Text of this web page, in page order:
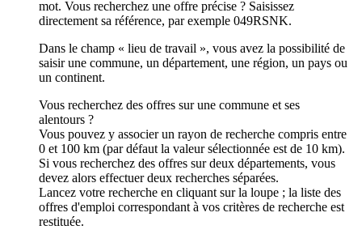
mot. Vous recherchez une offre précise ? Saisissez
directement sa référence, par exemple 049RSNK.
Dans le champ « lieu de travail », vous avez la possibilité de
saisir une commune, un département, une région, un pays ou
un continent.
Vous recherchez des offres sur une commune et ses
alentours ?
Vous pouvez y associer un rayon de recherche compris entre
0 et 100 km (par défaut la valeur sélectionnée est de 10 km).
Si vous recherchez des offres sur deux départements, vous
devez alors effectuer deux recherches séparées.
Lancez votre recherche en cliquant sur la loupe ; la liste des
offres d'emploi correspondant à vos critères de recherche est
restituée.